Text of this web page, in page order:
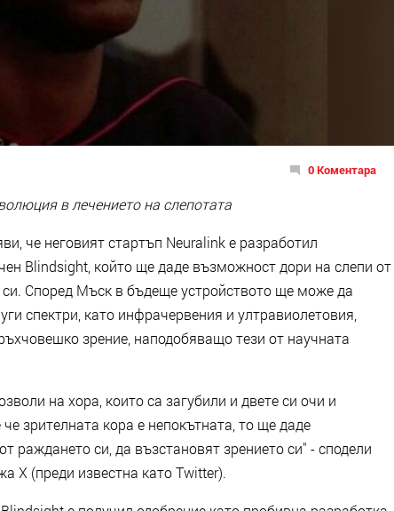
0 Коментара
в лечението на слепотата
че неговият стартъп Neuralink е разработил
Blindsight, който ще даде възможност дори на слепи от
Според Мъск в бъдеще устройството ще може да
спектри, като инфрачервения и ултравиолетовия,
зрение, наподобяващо тези от научната
на хора, които са загубили и двете си очи и
зрителната кора е непокътната, то ще даде
раждането си, да възстановят зрението си" - сподели
X (преди известна като Twitter).